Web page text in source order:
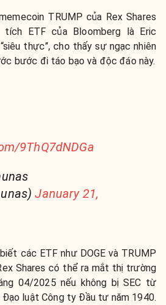
TRUMP của Rex Shares
ETF của Bloomberg là Eric
thực”, cho thấy sự ngạc nhiên
bước đi táo bạo và độc đáo này.
9ThQ7dNDGa
January 21,
các ETF như DOGE và TRUMP
Shares có thể ra mắt thị trường
04/2025 nếu không bị SEC từ
luật Công ty Đầu tư năm 1940.